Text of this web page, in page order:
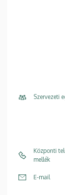
Szervezeti
Központi
mellék
E-mail